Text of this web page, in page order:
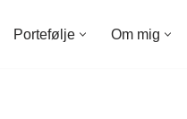
Portefølje Om mig